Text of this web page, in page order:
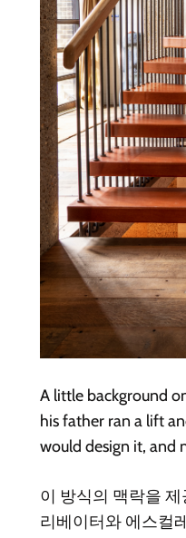
A little background
his father ran a lift
would design it, and
이 방식의 맥락을
리베이터와 에스컬